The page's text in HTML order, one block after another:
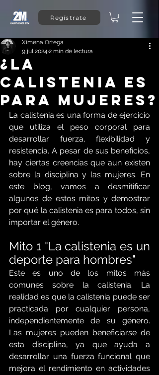
Regístrate
¿LA
CALISTENIA ES
PARA MUJERES?
Ximena Ortega
9 jul 2024 2 min de lectura
La calistenia es una forma de ejercicio
que utiliza el peso corporal para
desarrollar fuerza, flexibilidad y
resistencia. A pesar de sus beneficios,
hay ciertas creencias que aun existen
sobre la disciplina y las mujeres. En
este blog, vamos a desmitificar
algunos de estos mitos y demostrar
por qué la calistenia es para todos, sin
importar el género.
Mito 1 "La calistenia es un
deporte para hombres"
Este es uno de los mitos más
comunes sobre la calistenia. La
realidad es que la calistenia puede ser
practicada por cualquier persona,
independientemente de su género.
Las mujeres pueden beneficiarse de
esta disciplina, ya que ayuda a
desarrollar una fuerza funcional que
mejora el rendimiento en actividades